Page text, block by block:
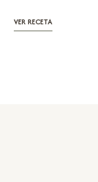
VER RECETA